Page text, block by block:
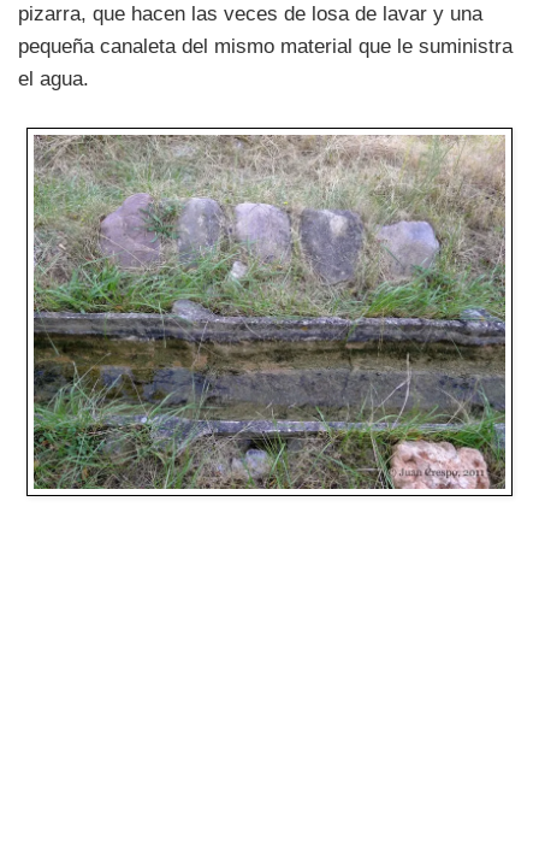
pizarra, que hacen las veces de losa de lavar y una
pequeña canaleta del mismo material que le suministra
el agua.